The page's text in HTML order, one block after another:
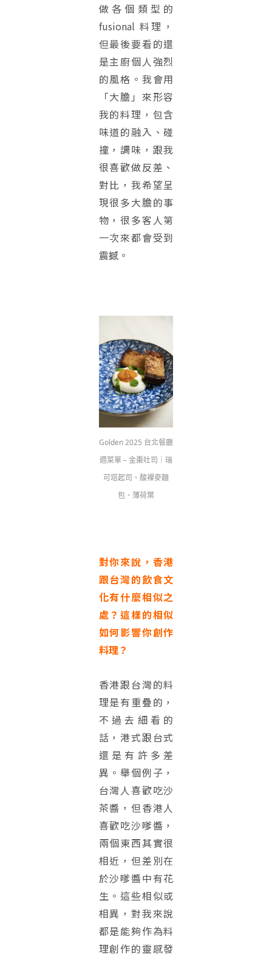
做各個類型的
fusional 料理，
但最後要看的還
是主廚個人強烈
的風格。我會用
「大膽」來形容
我的料理，包含
味道的融入、碰
撞，調味，跟我
很喜歡做反差、
對比，我希望呈
現很多大膽的事
物，很多客人第
一次來都會受到
震撼。
Golden 2025 台北餐廳
週菜單 – 金棗吐司｜瑞
可塔起司、酸裸麥麵
包、薄荷葉
對你來說，香港
跟台灣的飲食文
化有什麼相似之
處？這樣的相似
如何影響你創作
料理？
香港跟台灣的料
理是有重疊的，
不過去細看的
話，港式跟台式
還是有許多差
異。舉個例子，
台灣人喜歡吃沙
茶醬，但香港人
喜歡吃沙嗲醬，
兩個東西其實很
相近，但差別在
於沙嗲醬中有花
生。這些相似或
相異，對我來說
都是能夠作為料
理創作的靈感發